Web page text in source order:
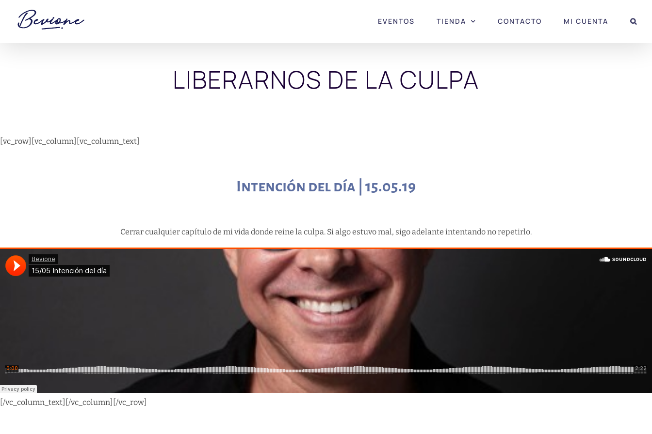
contenido
EVENTOS TIENDA CONTACTO MI CUENTA
LIBERARNOS DE LA CULPA
[vc_row][vc_column][vc_column_text]
Intención del día | 15.05.19
Cerrar cualquier capítulo de mi vida donde reine la culpa. Si algo estuvo mal, sigo adelante intentando no repetirlo.
[/vc_column_text][/vc_column][/vc_row]